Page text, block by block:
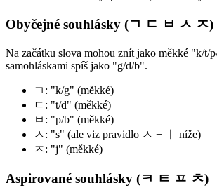
Obyčejné souhlásky (ㄱ ㄷ ㅂ ㅅ ㅈ)
Na začátku slova mohou znít jako měkké "k/t/
samohláskami spíš jako "g/d/b".
ㄱ: "k/g" (měkké)
ㄷ: "t/d" (měkké)
ㅂ: "p/b" (měkké)
ㅅ: "s" (ale viz pravidlo ㅅ + ㅣ níže)
ㅈ: "j" (měkké)
Aspirované souhlásky (ㅋ ㅌ ㅍ ㅊ)